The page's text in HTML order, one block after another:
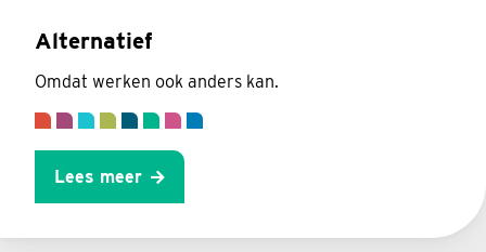
Alternatief
Omdat werken ook anders kan.
Lees meer